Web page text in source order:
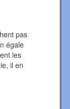
pas
égale
les
il en